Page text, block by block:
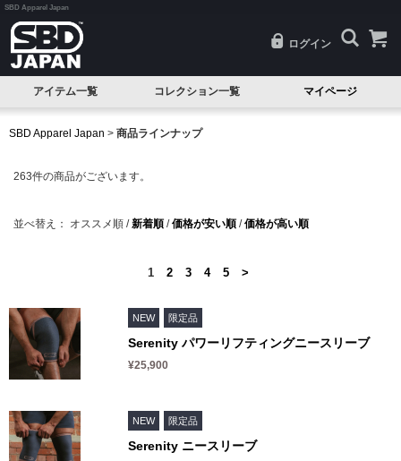
SBD Apparel Japan
ログイン
アイテム一覧
ニースリーブ
リストラップ
リフティングストラップ
シングレット
タンクトップ
コレクション一覧
Resolve(リゾルブ)
Forge(フォージ)
Reflect(リフレクト)
Momentum(モメンタム)
マイページ
SBD Apparel Japan > 商品ラインナップ
263件の商品がございます。
並べ替え： オススメ順 /新着順 /価格が安い順 /価格が高い順
1 2 3 4 5 >
NEW 限定品
Serenity パワーリフティングニースリーブ
¥25,900
NEW 限定品
Serenity ニースリーブ